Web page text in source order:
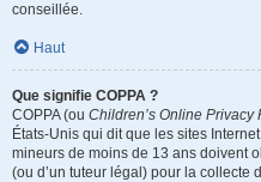
conseillée.
Haut
Que signifie COPPA ?
COPPA (ou Children’s Online Privacy
États-Unis qui dit que les sites
mineurs de moins de 13 ans doivent
(ou d’un tuteur légal) pour la collecte